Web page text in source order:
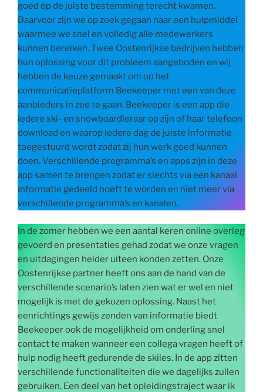
goed op de juiste bestemming terecht kwamen.
Daarvoor zijn we op zoek gegaan naar een hulpmiddel
waarmee we snel en volledig alle medewerkers
kunnen bereiken. Twee Oostenrijkse bedrijven hebben
hun oplossing voor dit probleem aangeboden en wij
hebben de keuze gemaakt om op het
communicatieplatform Beekeeper met een van deze
aanbieders in zee te gaan. Beekeeper is een app die
iedere ski- en snowboardleraar op zijn of haar telefoon
download en waarop iedere dag de juiste informatie
toegestuurd wordt zodat zij hun werk goed kunnen
doen. Verschillende programma’s en apps zijn in deze
app samen te brengen zodat er slechts via een kanaal
informatie gedeeld hoeft te worden en niet meer via
verschillende programma’s en kanalen.
In de zomer hebben we een aantal keren online overleg
gevoerd en presentaties gehad zodat we onze vragen
en uitdagingen helder uiteen konden zetten. Onze
Oostenrijkse partner heeft ons aan de hand van de
verschillende scenario’s laten zien wat er wel en niet
mogelijk is met de gekozen oplossing. Naast het
eenrichtings gewijs zenden van informatie biedt
Beekeeper ook de mogelijkheid om onderling snel
contact te maken wanneer een collega vragen heeft of
hulp nodig heeft gedurende de skiles. In de app zitten
verschillende functionaliteiten die we dagelijks zullen
gebruiken. Een deel van het opleidingstraject waar ik